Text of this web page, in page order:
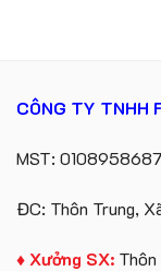
CÔNG TY TNHH
MST: 0108958687
ĐC: Thôn Trung,
♦ Xưởng SX: Thôn